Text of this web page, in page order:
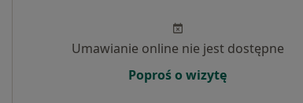
Umawianie online nie jest dostępne
Poproś o wizytę